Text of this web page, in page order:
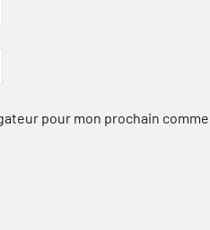
pour mon prochain